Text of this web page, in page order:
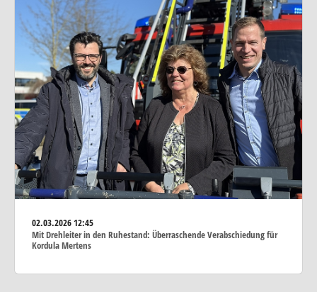
02.03.202612:45
Mit Drehleiter in den Ruhestand: Überraschende Verabschiedung für
Kordula Mertens